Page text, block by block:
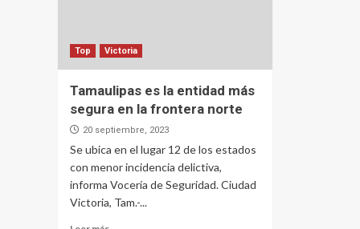
Top Victoria
Tamaulipas es la entidad más
segura en la frontera norte
20 septiembre, 2023
Se ubica en el lugar 12 de los estados
con menor incidencia delictiva,
informa Vocería de Seguridad. Ciudad
Victoria, Tam.-...